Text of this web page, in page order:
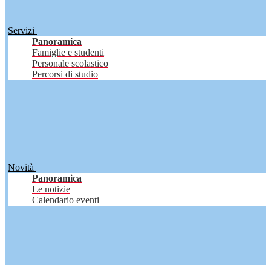
Servizi
Panoramica
Famiglie e studenti
Personale scolastico
Percorsi di studio
Novità
Panoramica
Le notizie
Calendario eventi